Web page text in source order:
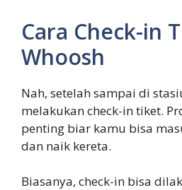
Cara Check-in
Whoosh
Nah, setelah sampai di
melakukan check-in tiket.
penting biar kamu bisa
dan naik kereta.
Biasanya, check-in bisa